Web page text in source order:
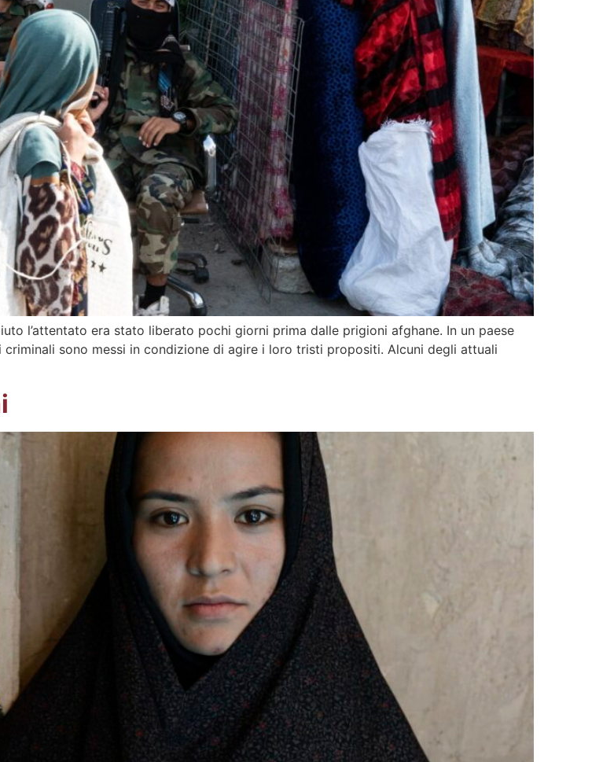
l’attentato era stato liberato pochi giorni prima dalle prigioni afghane. In un paese
sono messi in condizione di agire i loro tristi propositi. Alcuni degli attuali